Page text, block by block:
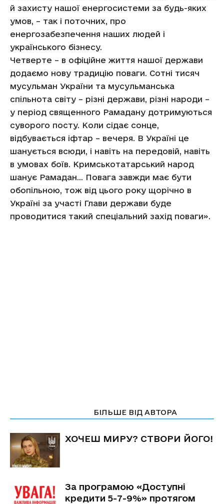
й захисту нашої енергосистеми за будь-яких
умов, – так і поточних, про
енергозабезпечення наших людей і
українського бізнесу.
Четверте – в офіційне життя нашої держави
додаємо нову традицію поваги. Сотні тисяч
мусульман України та мусульманська
спільнота світу – різні держави, різні народи –
у період священного Рамадану дотримуються
суворого посту. Коли сідає сонце,
відбувається іфтар – вечеря. В Україні це
шанується всюди, і навіть на передовій, навіть
в умовах боїв. Кримськотатарський народ
шанує Рамадан… Повага завжди має бути
обопільною, тож від цього року щорічно в
Україні за участі Глави держави буде
проводитися такий спеціальний захід поваги».
БІЛЬШЕ ВІД АВТОРА
ХОЧЕШ МИРУ? СТВОРИ ЙОГО!
За програмою «Доступні
кредити 5-7-9%» протягом